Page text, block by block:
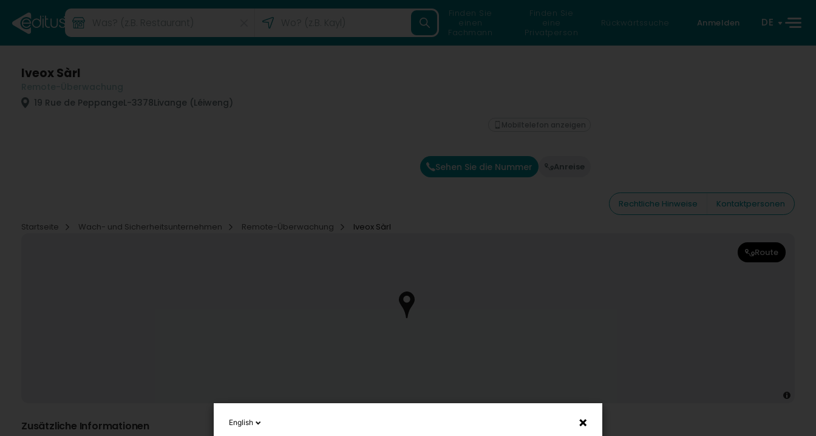
Finden Sie
einen
Fachmann
Finden Sie
eine
Privatperson
Rückwärtssuche Anmelden DE
Iveox Sàrl
19 Rue de PeppangeL-3378Livange (Léiweng)
Sehen Sie die Nummer Anreise
Mobiltelefon anzeigen
Rechtliche Hinweise
Kontaktpersonen
Startseite
Wach- und Sicherheitsunternehmen Remote-Überwachung Iveox Sàrl
Route
Zusätzliche Informationen English